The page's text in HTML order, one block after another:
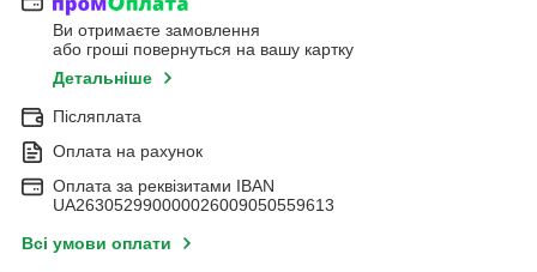
Ви отримаєте замовлення
або гроші повернуться на вашу картку
Детальніше
Післяплата
Оплата на рахунок
Оплата за реквізитами IBAN
UA263052990000026009050559613
Всі умови оплати